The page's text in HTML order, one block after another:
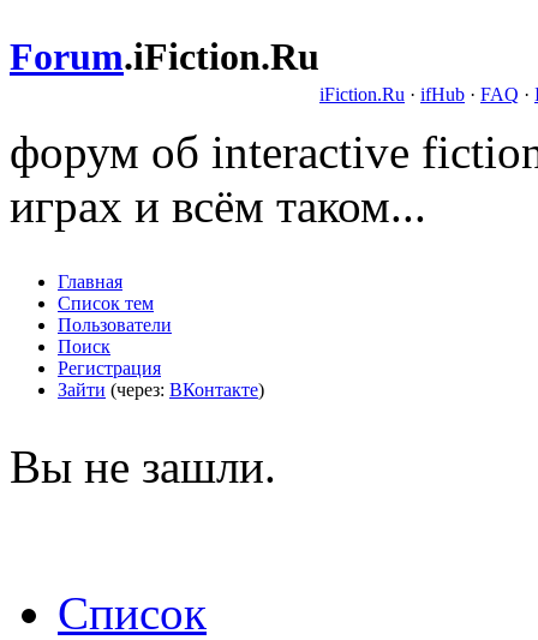
Forum.iFiction.Ru
iFiction.Ru · ifHub · FAQ ·
форум об interactive
играх и всём таком...
Главная
Список тем
Пользователи
Поиск
Регистрация
Зайти (через: ВКонтакте)
Вы не зашли.
Список